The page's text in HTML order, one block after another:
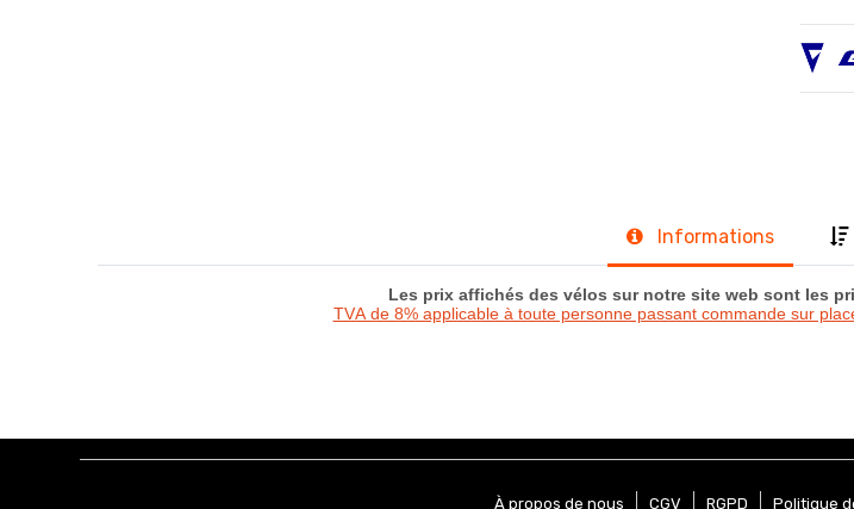
Informations
Les prix affichés des vélos sur notre site web sont les
TVA de 8% applicable à toute personne passant commande sur
À propos de nous CGV RGPD Politique